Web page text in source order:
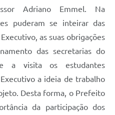
Adriano Emmel. Na
puderam se inteirar das
as suas obrigações
das secretarias do
a visita os estudantes
a ideia de trabalho
Desta forma, o Prefeito
da participação dos